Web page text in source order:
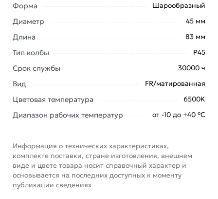
6500K 1330Лм 4690612047850 из категории
Светодиодные (LED)
области.
Наши профессиональные менеджеры обработают
заказ и свяжутся с Вами для согласования условий
доставки или самовывоза. Перед оформлением
онлайн заказа рекомендуем ознакомиться с
описанием, характеристиками и отзывами.
Данний товар от производителя
сертифицирован,
обязательно).
Форма Шарообразный
Диаметр 45 мм
Длина 83 мм
Тип колбы Р45
Срок службы 30000 ч
Вид FR/матированная
Цветовая температура 6500K
Диапазон рабочих температур от -10 до +40 °С
Информация о технических характеристиках,
комплекте поставки, стране изготовления, внешнем
виде и цвете товара носит справочный характер и
основывается на последних доступных к моменту
публикации сведениях